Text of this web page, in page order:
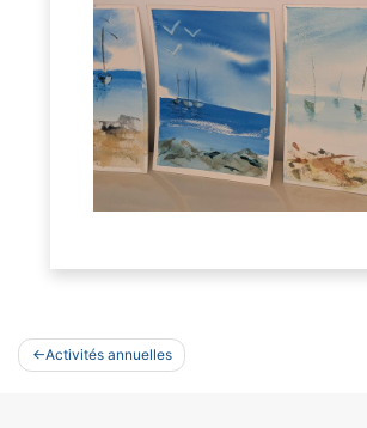
Navigation
de
Activités annuelles